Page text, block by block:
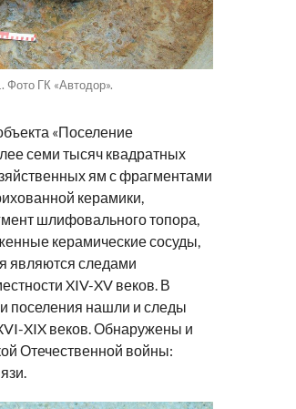
Фото ГК «Автодор».
«Поселение
семи тысяч квадратных
ям с фрагментами
керамики,
шлифовального топора,
керамические сосуды,
являются следами
XIV-XV веков. В
поселения нашли и следы
XIX веков. Обнаружены и
Отечественной войны: